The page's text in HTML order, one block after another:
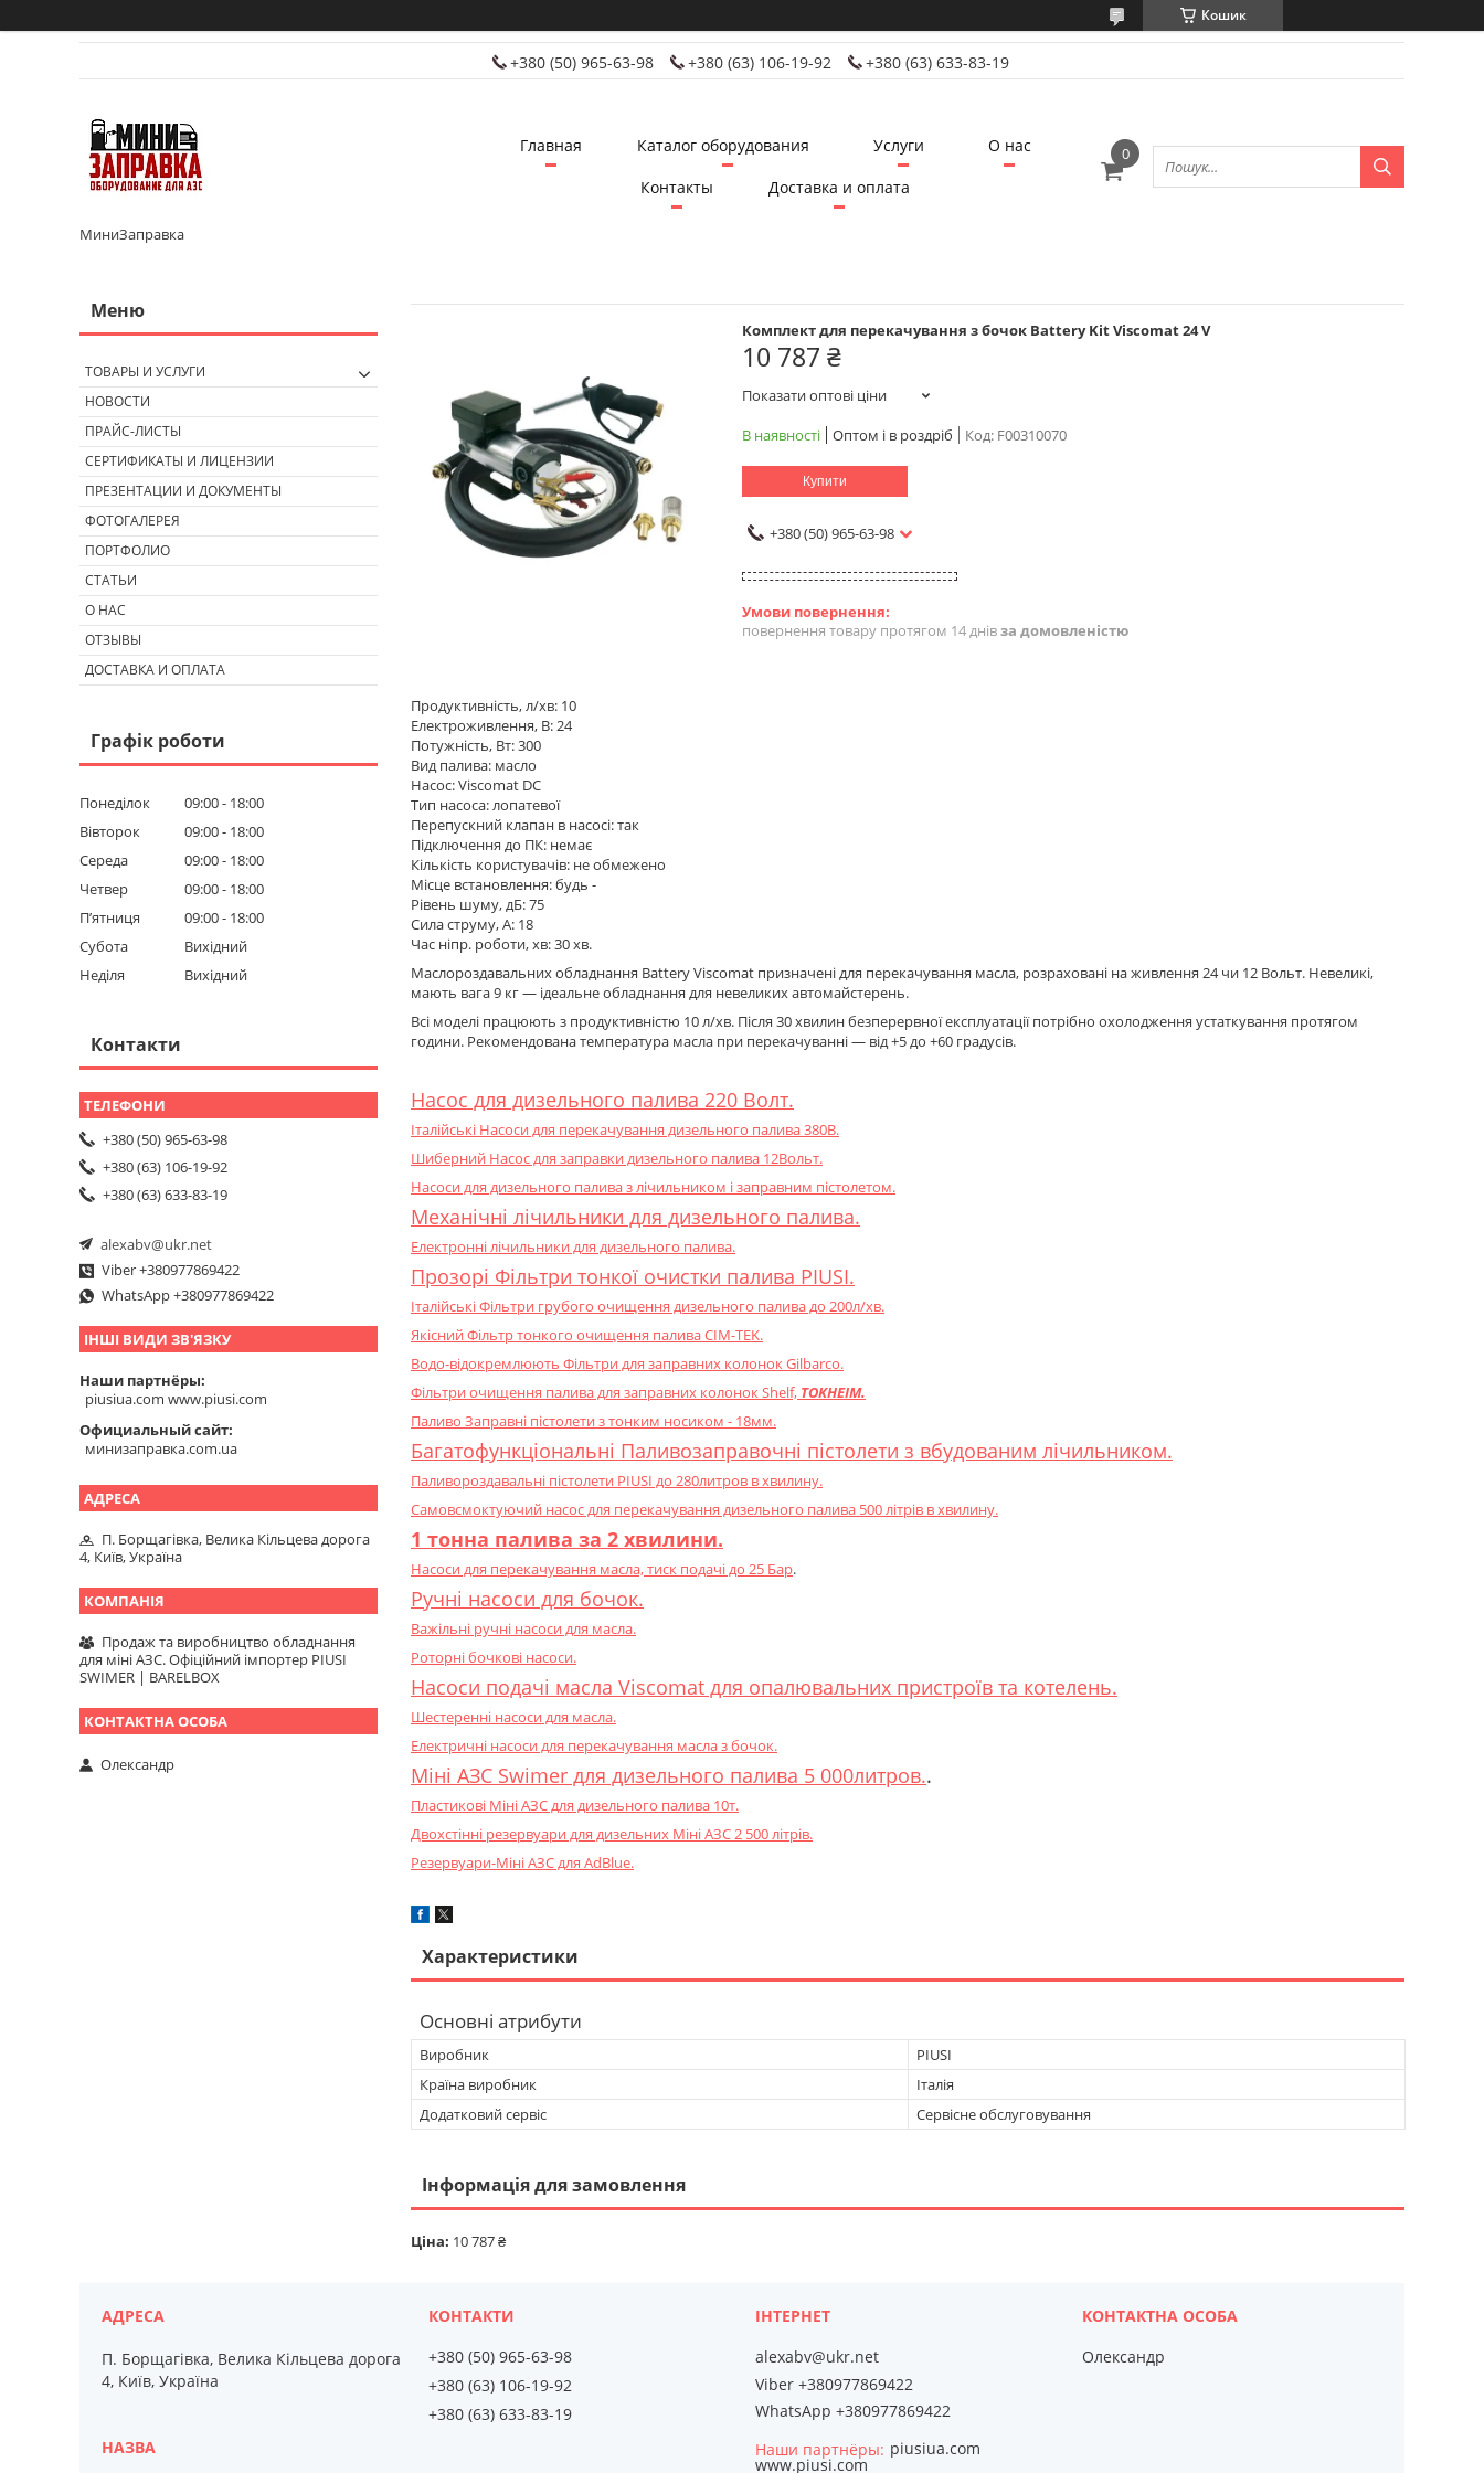
Кошик
+380 (50) 965-63-98 +380 (63) 106-19-92 +380 (63) 633-83-19
МиниЗаправка
Главная Каталог оборудования Услуги
О нас
Контакты
Доставка и оплата
Комплект для перекачування з бочок Battery Kit Viscomat 24 V
10 787 ₴
Показати оптові ціни
В наявності
Оптом і в роздріб Код: F00310070
Купити
+380 (50) 965-63-98
повернення товару протягом 14 днівза домовленістю
Продуктивність, л/хв: 10
Електроживлення, В: 24
Потужність, Вт: 300
Вид палива: масло
Насос: Viscomat DC
Тип насоса: лопатевої
Перепускний клапан в насосі: так
Підключення до ПК: немає
Кількість користувачів: не обмежено
Місце встановлення: будь -
Рівень шуму, дБ: 75
Сила струму, А: 18
Час ніпр. роботи, хв: 30 хв.
Маслороздавальних обладнання Battery Viscomat призначені для перекачування масла, розраховані на живлення 24 чи 12 Вольт. Невеликі,
мають вага 9 кг — ідеальне обладнання для невеликих автомайстерень.
Всі моделі працюють з продуктивністю 10 л/хв. Після 30 хвилин безперервної експлуатації потрібно охолодження устаткування протягом
години. Рекомендована температура масла при перекачуванні — від +5 до +60 градусів.
Насос для дизельного палива 220 Волт.
Італійські Насоси для перекачування дизельного палива 380В.
Шиберний Насос для заправки дизельного палива 12Вольт.
Насоси для дизельного палива з лічильником і заправним пістолетом.
Механічні лічильники для дизельного палива.
Електронні лічильники для дизельного палива.
Прозорі Фільтри тонкої очистки палива PIUSI.
Італійські Фільтри грубого очищення дизельного палива до 200л/хв.
Якісний Фільтр тонкого очищення палива CIM-TEK.
Водо-відокремлюють Фільтри для заправних колонок Gilbarco.
Фільтри очищення палива для заправних колонок Shelf, TOKHEIM.
Паливо Заправні пістолети з тонким носиком - 18мм.
Багатофункціональні Паливозаправочні пістолети з вбудованим лічильником.
Паливороздавальні пістолети PIUSI до 280литров в хвилину.
Самовсмоктуючий насос для перекачування дизельного палива 500 літрів в хвилину.
1 тонна палива за 2 хвилини.
Насоси для перекачування масла, тиск подачі до 25 Бар.
Ручні насоси для бочок.
Важільні ручні насоси для масла.
Роторні бочкові насоси.
Насоси подачі масла Viscomat для опалювальних пристроїв та котелень.
Шестеренні насоси для масла.
Електричні насоси для перекачування масла з бочок.
Міні АЗС Swimer для дизельного палива 5 000литров..
Пластикові Міні АЗС для дизельного палива 10т.
Двохстінні резервуари для дизельних Міні АЗС 2 500 літрів.
Резервуари-Міні АЗС для AdBlue.
Характеристики
Основні атрибути
Виробник
PIUSI
Країна виробник
Італія
Додатковий сервіс
Сервісне обслуговування
Інформація для замовлення
Ціна: 10 787 ₴
ТОВАРЫ И УСЛУГИ
НОВОСТИ
ПРАЙС-ЛИСТЫ
СЕРТИФИКАТЫ И ЛИЦЕНЗИИ
ПРЕЗЕНТАЦИИ И ДОКУМЕНТЫ
ФОТОГАЛЕРЕЯ
ПОРТФОЛИО
СТАТЬИ
О НАС
ОТЗЫВЫ
ДОСТАВКА И ОПЛАТА
Графік роботи
Понеділок 09:00
18:00
Вівторок
09:00
18:00
Середа
09:00
18:00
Четвер
09:00
18:00
Пʼятниця
09:00
18:00
Субота
Вихідний
Неділя
Вихідний
Контакти
+380 (50) 965-63-98
+380 (63) 106-19-92
+380 (63) 633-83-19
alexabv@ukr.net
Viber +380977869422
WhatsApp +380977869422
ІНШІ ВИДИ ЗВ'ЯЗКУ
Наши партнёры
piusiua.com www.piusi.com
Официальный сайт
минизаправка.com.ua
П. Борщагівка, Велика Кільцева дорога
4, Київ, Україна
Продаж та виробництво обладнання
для міні АЗС. Офіційний імпортер PIUSI
SWIMER | BARELBOX
Олександр
П. Борщагівка, Велика Кільцева дорога
4, Київ, Україна
+380 (50) 965-63-98
+380 (63) 106-19-92
+380 (63) 633-83-19
alexabv@ukr.net
Viber +380977869422
WhatsApp +380977869422
Наши партнёры piusiua.com
www.piusi.com
Олександр